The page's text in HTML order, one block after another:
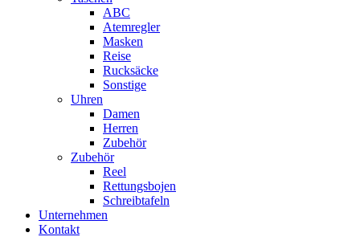
ABC
Atemregler
Masken
Reise
Rucksäcke
Sonstige
Uhren
Damen
Herren
Zubehör
Zubehör
Reel
Rettungsbojen
Schreibtafeln
Unternehmen
Kontakt